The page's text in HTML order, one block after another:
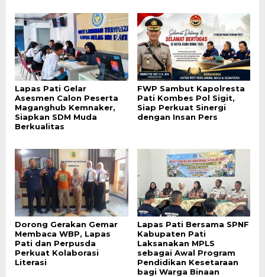
Lapas Pati Gelar
Asesmen Calon Peserta
Maganghub Kemnaker,
Siapkan SDM Muda
Berkualitas
FWP Sambut Kapolresta
Pati Kombes Pol Sigit,
Siap Perkuat Sinergi
dengan Insan Pers
Dorong Gerakan Gemar
Membaca WBP, Lapas
Pati dan Perpusda
Perkuat Kolaborasi
Literasi
Lapas Pati Bersama SPNF
Kabupaten Pati
Laksanakan MPLS
sebagai Awal Program
Pendidikan Kesetaraan
bagi Warga Binaan